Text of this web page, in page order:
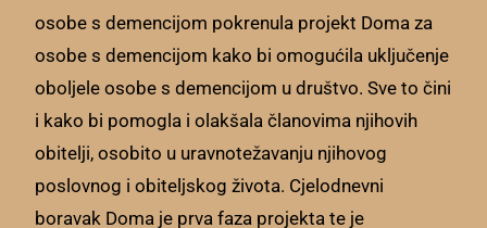
osobe s demencijom pokrenula projekt Doma za
osobe s demencijom kako bi omogućila uključenje
oboljele osobe s demencijom u društvo. Sve to čini
i kako bi pomogla i olakšala članovima njihovih
obitelji, osobito u uravnotežavanju njihovog
poslovnog i obiteljskog života. Cjelodnevni
boravak Doma je prva faza projekta te je